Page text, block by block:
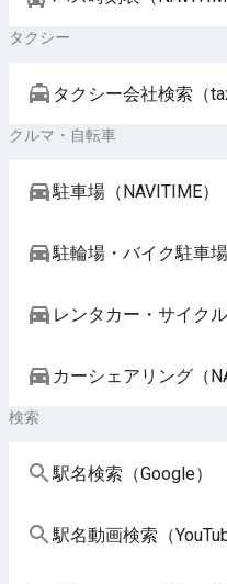
タクシー
タクシー会社検索（
クルマ・自転車
駐車場（NAVITIME）
駐輪場・バイク駐車場
レンタカー・サイク
カーシェアリング（
検索
駅名検索（Google）
駅名動画検索（